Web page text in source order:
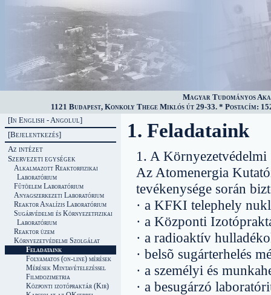
Magyar Tudományos
1121 Budapest, Konkoly Thege Miklós út 29-33. * Postacím:
[In English - Angolul]
[Bejelentkezés]
Az intézet
Szervezeti egységek
Alkalmazott Reaktorfizikai
Laboratórium
Fûtõelem Laboratórium
Anyagszerkezeti Laboratórium
Reaktor Analízis Laboratórium
Sugárvédelmi és Környezetfizikai
Laboratórium
Reaktor üzem
Környezetvédelmi Szolgálat
Feladataink
Folyamatos (on-line) mérések
Mérések Mintavételezéssel
Filmdozimetria
Központi izotópraktár (Kir)
1. Feladataink
1. A Környezetvédelmi
Az Atomenergia
tevékenysége során
· a KFKI telephely
· a Központi
· a radioaktív
· belsõ sugárterhelés
· a személyi és
· a besugárzó